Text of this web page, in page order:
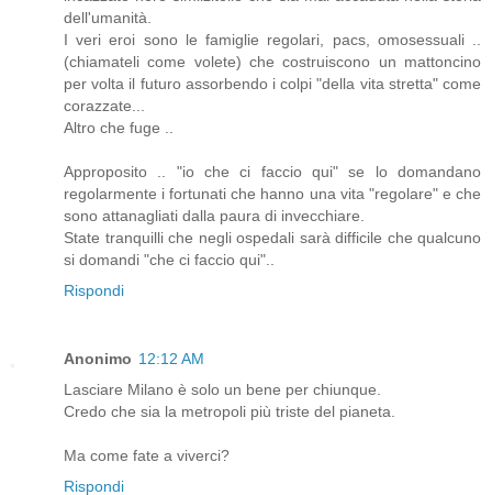
dell'umanità.
I veri eroi sono le famiglie regolari, pacs, omosessuali ..
(chiamateli come volete) che costruiscono un mattoncino
per volta il futuro assorbendo i colpi "della vita stretta" come
corazzate...
Altro che fuge ..
Approposito .. "io che ci faccio qui" se lo domandano
regolarmente i fortunati che hanno una vita "regolare" e che
sono attanagliati dalla paura di invecchiare.
State tranquilli che negli ospedali sarà difficile che qualcuno
si domandi "che ci faccio qui"..
Rispondi
Anonimo 12:12 AM
Lasciare Milano è solo un bene per chiunque.
Credo che sia la metropoli più triste del pianeta.
Ma come fate a viverci?
Rispondi